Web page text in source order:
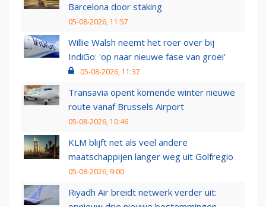
Barcelona door staking
05-08-2026, 11:57
Willie Walsh neemt het roer over bij
IndiGo: 'op naar nieuwe fase van groei'
05-08-2026, 11:37
Transavia opent komende winter nieuwe
route vanaf Brussels Airport
05-08-2026, 10:46
KLM blijft net als veel andere
maatschappijen langer weg uit Golfregio
05-08-2026, 9:00
Riyadh Air breidt netwerk verder uit: